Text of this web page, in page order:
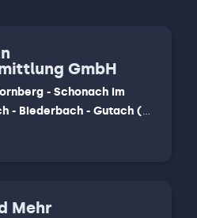
GmbH
- Schonach im
- Biederbach - Gutach (
Mehr